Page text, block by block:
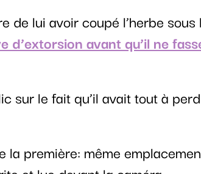
de lui avoir coupé l’herbe sous
d’extorsion avant qu’il ne
sur le fait qu’il avait tout à
première: même